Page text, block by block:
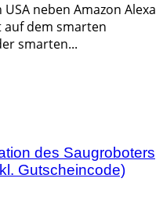
neben Amazon Alexa
auf dem smarten
smarten...
des Saugroboters
Gutscheincode)